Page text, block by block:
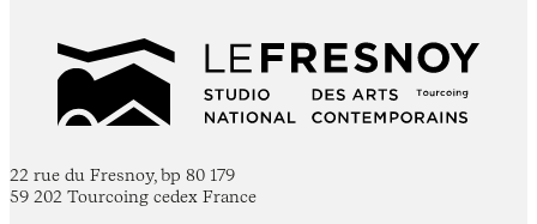
22 rue du Fresnoy, bp 80 179
59 202 Tourcoing cedex France